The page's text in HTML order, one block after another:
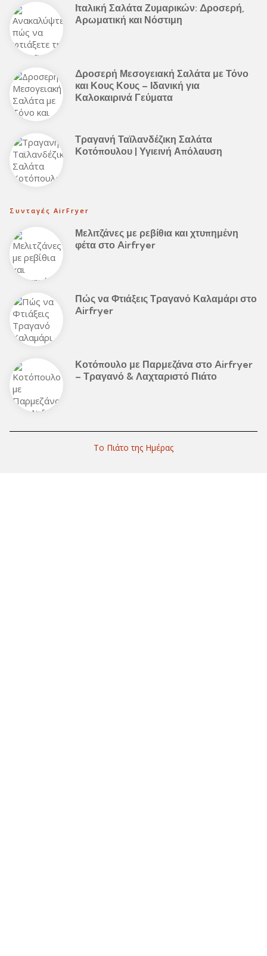
Ιταλική Σαλάτα Ζυμαρικών: Δροσερή,
Αρωματική και Νόστιμη
Δροσερή Μεσογειακή Σαλάτα με Τόνο
και Κους Κους – Ιδανική για
Καλοκαιρινά Γεύματα
Τραγανή Ταϊλανδέζικη Σαλάτα
Κοτόπουλου | Υγιεινή Απόλαυση
Συνταγές AirFryer
Μελιτζάνες με ρεβίθια και χτυπημένη
φέτα στο Airfryer
Πώς να Φτιάξεις Τραγανό Καλαμάρι στο
Airfryer
Κοτόπουλο με Παρμεζάνα στο Airfryer
– Τραγανό & Λαχταριστό Πιάτο
Το Πιάτο της Ημέρας